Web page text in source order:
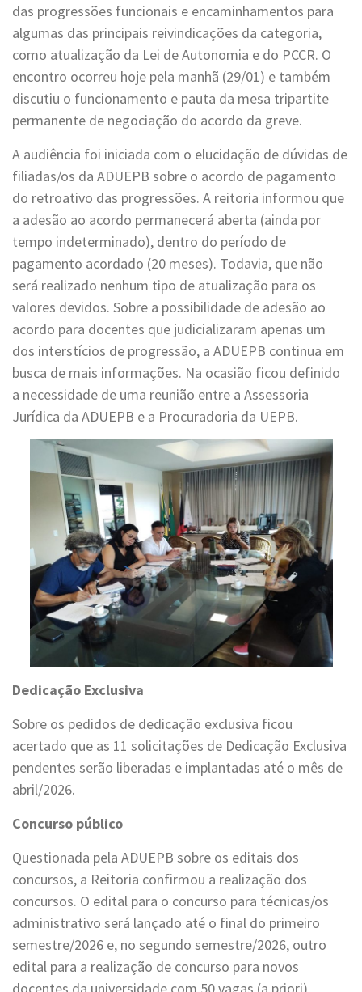
das progressões funcionais e encaminhamentos para
algumas das principais reivindicações da categoria,
como atualização da Lei de Autonomia e do PCCR. O
encontro ocorreu hoje pela manhã (29/01) e também
discutiu o funcionamento e pauta da mesa tripartite
permanente de negociação do acordo da greve.
A audiência foi iniciada com o elucidação de dúvidas de
filiadas/os da ADUEPB sobre o acordo de pagamento
do retroativo das progressões. A reitoria informou que
a adesão ao acordo permanecerá aberta (ainda por
tempo indeterminado), dentro do período de
pagamento acordado (20 meses). Todavia, que não
será realizado nenhum tipo de atualização para os
valores devidos. Sobre a possibilidade de adesão ao
acordo para docentes que judicializaram apenas um
dos interstícios de progressão, a ADUEPB continua em
busca de mais informações. Na ocasião ficou definido
a necessidade de uma reunião entre a Assessoria
Jurídica da ADUEPB e a Procuradoria da UEPB.
Dedicação Exclusiva
Sobre os pedidos de dedicação exclusiva ficou
acertado que as 11 solicitações de Dedicação Exclusiva
pendentes serão liberadas e implantadas até o mês de
abril/2026.
Concurso público
Questionada pela ADUEPB sobre os editais dos
concursos, a Reitoria confirmou a realização dos
concursos. O edital para o concurso para técnicas/os
administrativo será lançado até o final do primeiro
semestre/2026 e, no segundo semestre/2026, outro
edital para a realização de concurso para novos